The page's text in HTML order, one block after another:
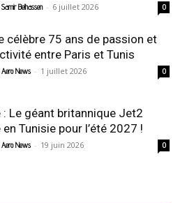
Samir Belhassen - 6 juillet 2026 0
célèbre 75 ans de passion et
entre Paris et Tunis
Aero News - 1 juillet 2026 0
Le géant britannique Jet2
Tunisie pour l’été 2027 !
Aero News - 19 juin 2026 0